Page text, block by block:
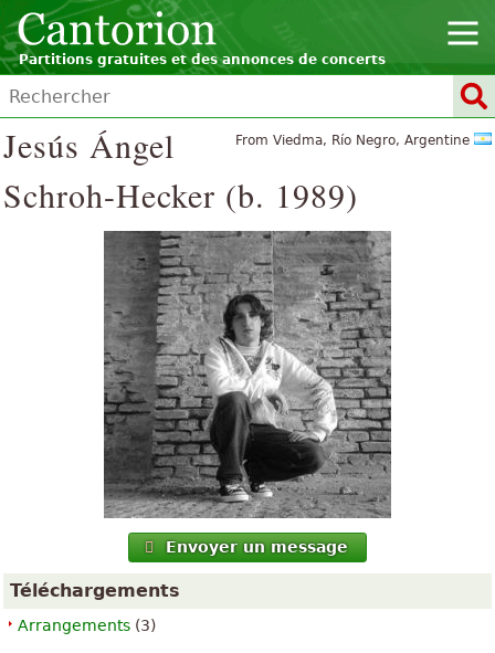
Partitions gratuites et des annonces de concerts
From Viedma, Río Negro, Argentine
Jesús Ángel
Schroh-Hecker (b. 1989)
Envoyer un message
Téléchargements
Arrangements (3)